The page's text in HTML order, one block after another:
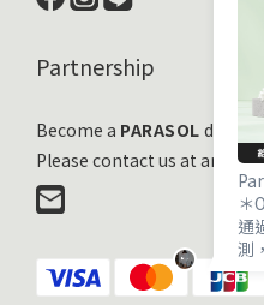
Partnership
Become a PARASOL
Please contact us at any
＊
通
測
＊